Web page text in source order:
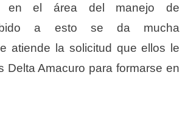
en el área del manejo de
a esto se da mucha
atiende la solicitud que ellos le
Delta Amacuro para formarse en